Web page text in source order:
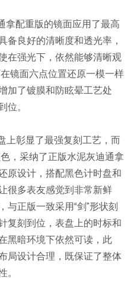
拿配重版的镜面应用了最高
备良好的清晰度和透光率，
在强光下，依然能够清晰观
镜面六点位置还原一模一样
加了镀膜和防眩晕工艺处
。
上彰显了最强复刻工艺，而
，采纳了正版水泥灰迪通拿
原设计，搭配黑色计时盘和
很多表友感觉到非常新鲜
正版一致采用“剑”形状刻
复刻到位，表盘上的时标和
黑暗环境下依然可读，此
局设计合理，既保证了整体